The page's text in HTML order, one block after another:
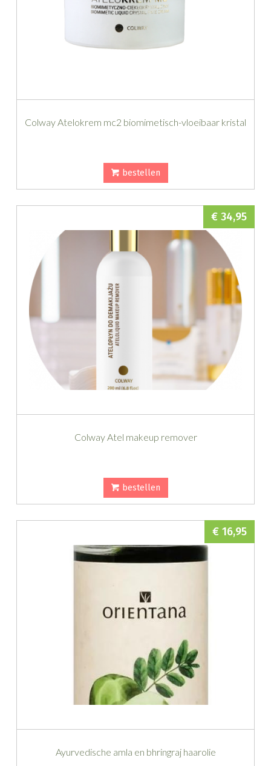
Colway Atelokrem mc2 biomimetisch-vloeibaar kristal
bestellen
Colway Atel makeup remover
€ 34,95
bestellen
Ayurvedische amla en bhringraj haarolie
€ 16,95